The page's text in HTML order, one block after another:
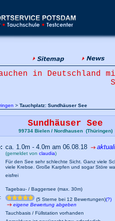
in Deutschland
> Tauchplatz: Sundhäuser See
Sundhäuser See
99734 Bielen / Nordhausen (Thüringen)
ca. 1.0m - 4.0m am 06.08.18
(gemeldet von claudia)
Für den See sehr schlechte Sicht. Ganz viele
viele Krebse. Große Karpfen und sogar Störe
eisfrei
Tagebau- / Baggersee (max. 30m)
(5 Sterne bei 12 Bewertungen)(?)
eigene Bewertung abgeben
Tauchbasis / Füllstation vorhanden